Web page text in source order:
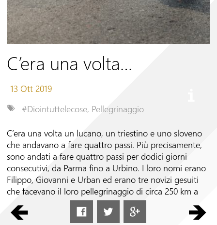
C’era una volta…
13 Ott 2019
#Diointuttelecose, Pellegrinaggio
C’era una volta un lucano, un triestino e uno sloveno
che andavano a fare quattro passi. Più precisamente,
sono andati a fare quattro passi per dodici giorni
consecutivi, da Parma fino a Urbino. I loro nomi erano
Filippo, Giovanni e Urban ed erano tre novizi gesuiti
che facevano il loro pellegrinaggio di circa 250 km a
piedi.